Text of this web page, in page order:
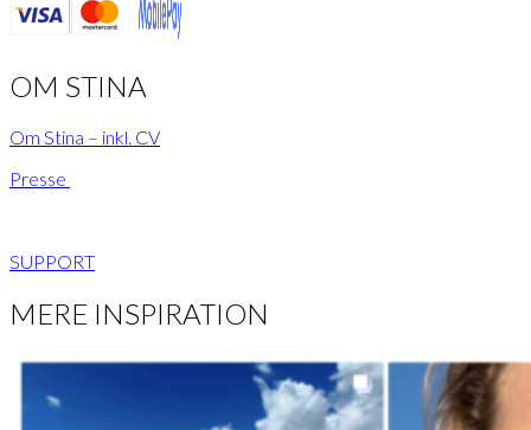
OM STINA
Om Stina – inkl. CV
Presse
SUPPORT
MERE INSPIRATION